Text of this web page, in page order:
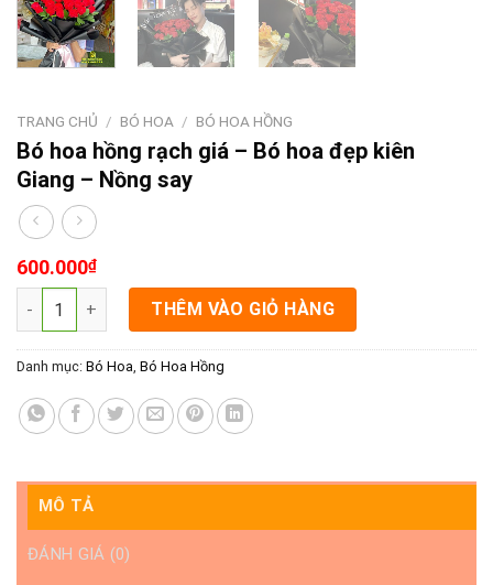
TRANG CHỦ / BÓ HOA / BÓ HOA HỒNG
Bó hoa hồng rạch giá – Bó hoa đẹp kiên
Giang – Nồng say
600.000₫
Bó hoa hồng rạch giá - Bó hoa đẹp kiên Giang - Nồng say số
THÊM VÀO GIỎ HÀNG
Danh mục: Bó Hoa, Bó Hoa Hồng
MÔ TẢ
ĐÁNH GIÁ (0)